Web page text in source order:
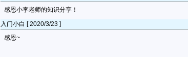
感恩小李老师的知识分享！
入门小白 [ 2020/3/23 ]
感恩~